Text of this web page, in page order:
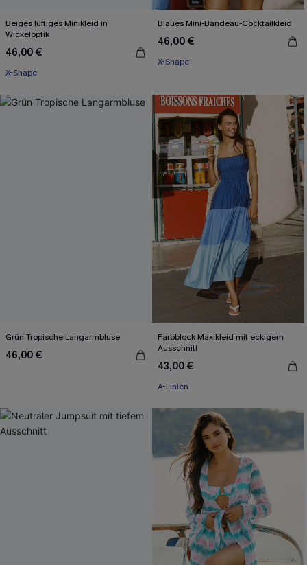
Beiges luftiges Minikleid in
Wickeloptik
46,00 €
X-Shape
Blaues Mini-Bandeau-Cocktailkleid
46,00 €
X-Shape
Grün Tropische Langarmbluse
46,00 €
Farbblock Maxikleid mit eckigem
Ausschnitt
43,00 €
A-Linien